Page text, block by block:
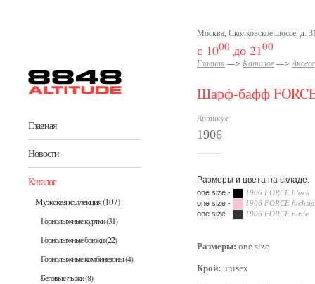
Главная
Новости
Каталог
Мужская коллекция(107)
Горнолыжные куртки(31)
Горнолыжные брюки(22)
Горнолыжные комбинезоны(4)
Беговые лыжи(8)
Москва, Сколковское шоссе, д.
с 1000 до 2100
Главная —> Каталог —>
Шарф-бафф
Артикул:
1906
Размеры и цвета на складе:
one size -
1906 FORCE black
one size -
1906 FORCE fuchsia
one size -
grey
1906 FORCE turtle
Размеры: one size
Крой: unisex